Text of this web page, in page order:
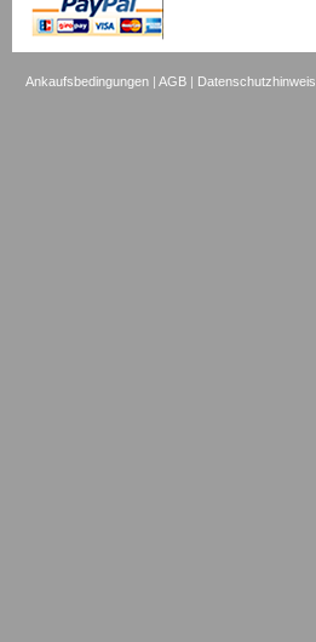
Ankaufsbedingungen |AGB | Datenschutzhinweis